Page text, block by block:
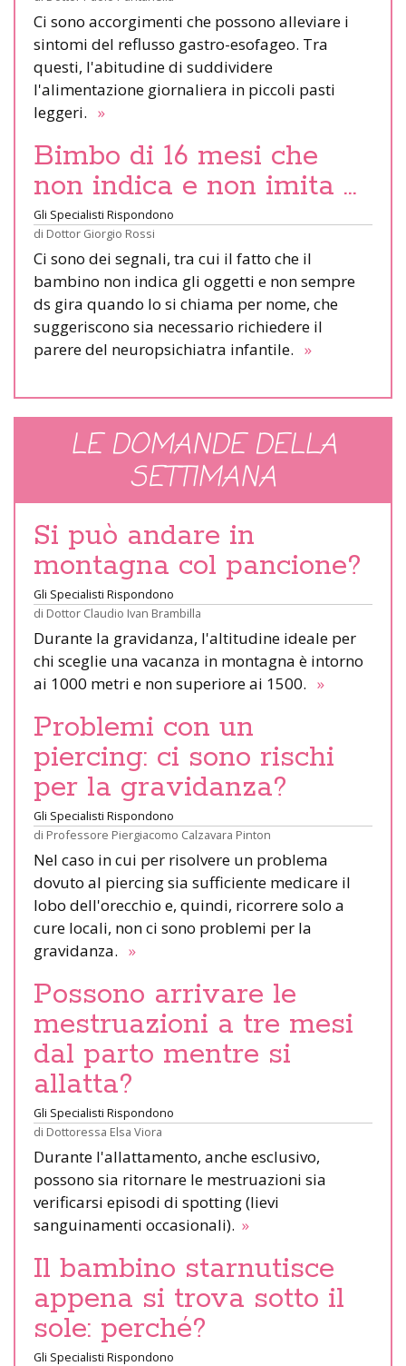
Ci sono accorgimenti che possono alleviare i
sintomi del reflusso gastro-esofageo. Tra
questi, l'abitudine di suddividere
l'alimentazione giornaliera in piccoli pasti
leggeri. »
Bimbo di 16 mesi che
non indica e non imita …
Gli Specialisti Rispondono
di Dottor Giorgio Rossi
Ci sono dei segnali, tra cui il fatto che il
bambino non indica gli oggetti e non sempre
ds gira quando lo si chiama per nome, che
suggeriscono sia necessario richiedere il
parere del neuropsichiatra infantile. »
LE DOMANDE DELLA
SETTIMANA
Si può andare in
montagna col pancione?
Gli Specialisti Rispondono
di Dottor Claudio Ivan Brambilla
Durante la gravidanza, l'altitudine ideale per
chi sceglie una vacanza in montagna è intorno
ai 1000 metri e non superiore ai 1500. »
Problemi con un
piercing: ci sono rischi
per la gravidanza?
Gli Specialisti Rispondono
di Professore Piergiacomo Calzavara Pinton
Nel caso in cui per risolvere un problema
dovuto al piercing sia sufficiente medicare il
lobo dell'orecchio e, quindi, ricorrere solo a
cure locali, non ci sono problemi per la
gravidanza. »
Possono arrivare le
mestruazioni a tre mesi
dal parto mentre si
allatta?
Gli Specialisti Rispondono
di Dottoressa Elsa Viora
Durante l'allattamento, anche esclusivo,
possono sia ritornare le mestruazioni sia
verificarsi episodi di spotting (lievi
sanguinamenti occasionali). »
Il bambino starnutisce
appena si trova sotto il
sole: perché?
Gli Specialisti Rispondono